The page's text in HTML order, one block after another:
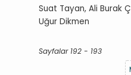
Suat Tayan, Ali Burak
Uğur Dikmen
Sayfalar 192 - 193